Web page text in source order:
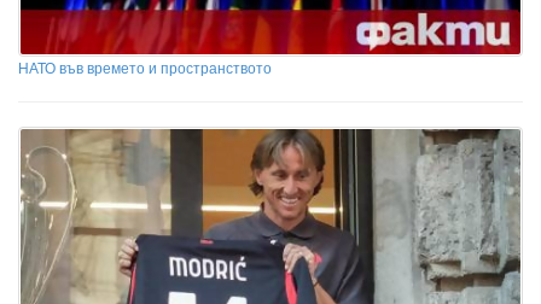
НАТО във времето и пространството